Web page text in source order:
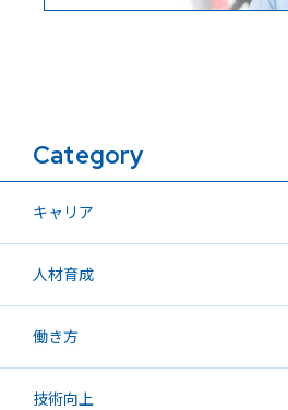
Category
キャリア
人材育成
働き方
技術向上